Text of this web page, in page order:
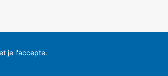
je l'accepte.